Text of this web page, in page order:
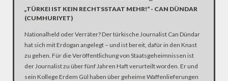
„TÜRKEI IST KEIN RECHTSSTAAT MEHR!“ - CAN DÜNDAR
(CUMHURIYET)
Nationalheld oder Verräter? Der türkische Journalist Can Dündar
hat sich mit Erdogan angelegt – und ist bereit, dafür in den Knast
zu gehen. Für die Veröffentlichung von Staatsgeheimnissen ist
der Journalist zu über fünf Jahren Haft verurteilt worden. Er und
sein Kollege Erdem Gül haben über geheime Waffenlieferungen